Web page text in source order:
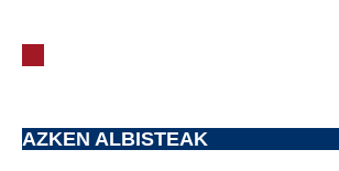
AZKEN ALBISTEAK